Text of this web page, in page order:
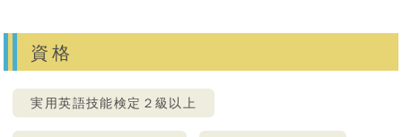
資格
実用英語技能検定２級以上